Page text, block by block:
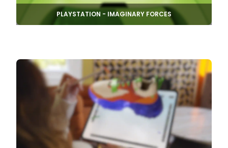
PLAYSTATION - IMAGINARY FORCES